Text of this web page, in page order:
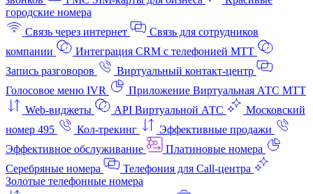
городские номера
Связь через интернет
Связь для сотрудников
компании
Интеграция CRM с телефонией МТТ
Запись разговоров
Виртуальный контакт‑центр
Голосовое меню IVR
Приложение Виртуальная АТС МТТ
Web-виджеты
API Виртуальной АТС
Московский
номер 495
Кол-трекинг
Эффективные продажи
Эффективное обслуживание
Платиновые номера
Серебряные номера
Телефония для Call-центра
Золотые телефонные номера